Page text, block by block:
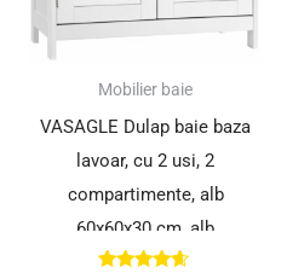
Mobilier baie
VASAGLE Dulap baie baza
lavoar, cu 2 usi, 2
compartimente, alb
60x60x30 cm, alb